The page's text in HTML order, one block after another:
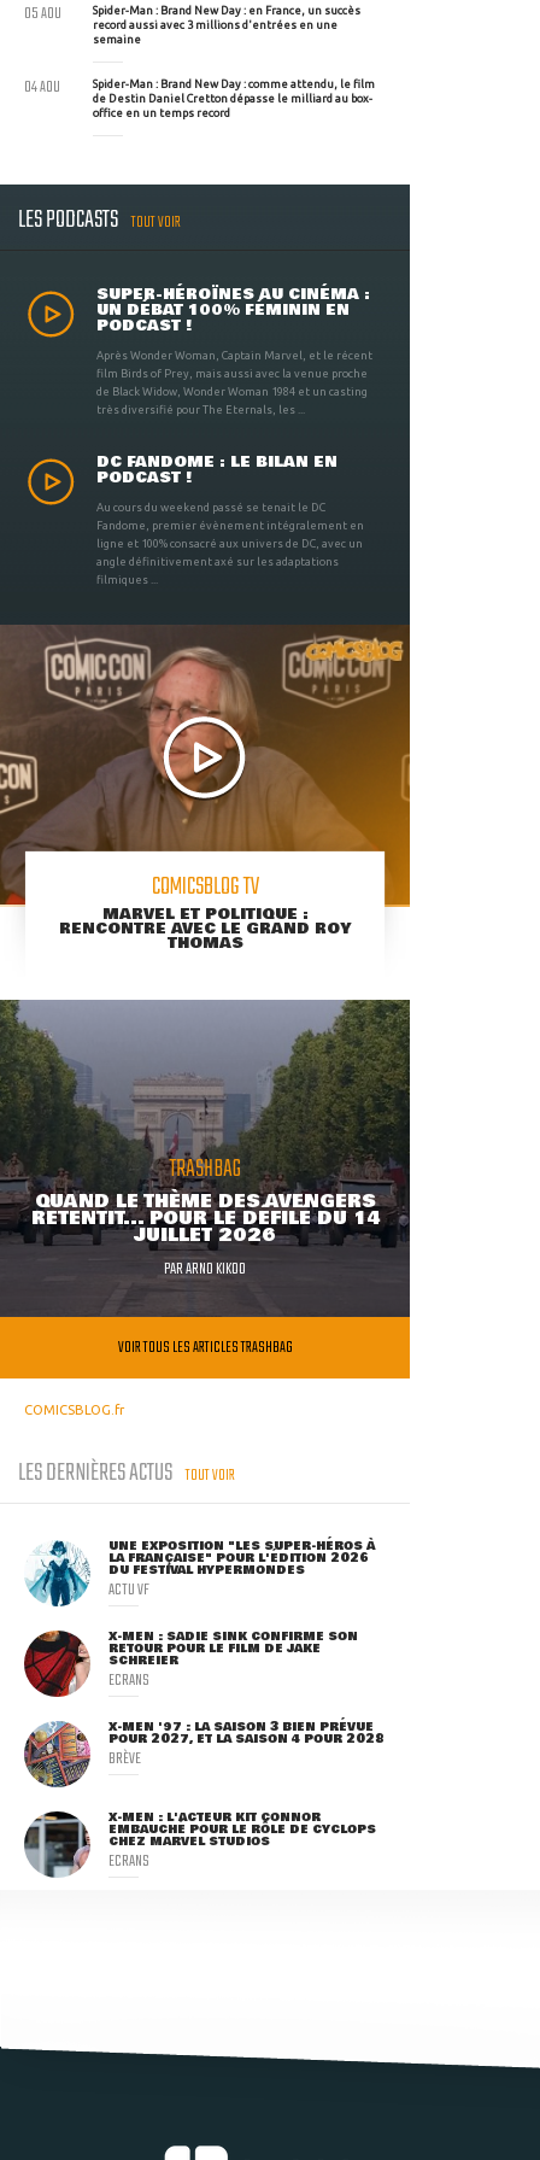
Spider-Man : Brand New Day : en France, un succès
record aussi avec 3 millions d'entrées en une
semaine
05 AOU
Spider-Man : Brand New Day : comme attendu, le film
de Destin Daniel Cretton dépasse le milliard au box-
office en un temps record
04 AOU
LES PODCASTS TOUT VOIR
SUPER-HÉROÏNES AU CINÉMA :
UN DÉBAT 100% FÉMININ EN
PODCAST !
Après Wonder Woman, Captain Marvel, et le récent
film Birds of Prey, mais aussi avec la venue proche
de Black Widow, Wonder Woman 1984 et un casting
très diversifié pour The Eternals, les ...
DC FANDOME : LE BILAN EN
PODCAST !
Au cours du weekend passé se tenait le DC
Fandome, premier évènement intégralement en
ligne et 100% consacré aux univers de DC, avec un
angle définitivement axé sur les adaptations
filmiques ...
COMICSBLOG TV
MARVEL ET POLITIQUE :
RENCONTRE AVEC LE GRAND ROY
THOMAS
TRASHBAG
QUAND LE THÈME DES AVENGERS
RETENTIT... POUR LE DÉFILÉ DU 14
JUILLET 2026
PARARNO KIKOO
VOIR TOUS LES ARTICLES TRASHBAG
COMICSBLOG.fr
LES DERNIÈRES ACTUS TOUT VOIR
UNE EXPOSITION "LES SUPER-HÉROS À
LA FRANÇAISE" POUR L'ÉDITION 2026
DU FESTIVAL HYPERMONDES
ACTU VF
X-MEN : SADIE SINK CONFIRME SON
RETOUR POUR LE FILM DE JAKE
SCHREIER
ECRANS
X-MEN '97 : LA SAISON 3 BIEN PRÉVUE
POUR 2027, ET LA SAISON 4 POUR 2028
BRÈVE
X-MEN : L'ACTEUR KIT CONNOR
EMBAUCHÉ POUR LE RÔLE DE CYCLOPS
CHEZ MARVEL STUDIOS
ECRANS